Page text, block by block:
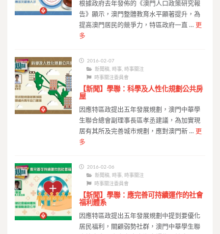
根據政府去年發佈的《澳門人口政策研究報
告》顯示，澳門整體教育水平顯著提升，為
提高澳門居民的競爭力，特區政府一直 … 更
多
2016-02-07
新聞稿, 時事, 時事關注
時事關注委員會
【新聞】學聯：科學及人性化規劃公共房
屋
因應特區政提出五年發展規劃，澳門中華學
生聯合總會副理事長區孝丞建議，為加實現
居有其所及完善城市規劃，應對澳門新 … 更
多
2016-02-06
新聞稿, 時事, 時事關注
時事關注委員會
【新聞】學聯：應完善可持續運作的社會
福利體系
因應特區政提出五年發展規劃中提到要優化
居民福利，關顧弱勢社群，澳門中華學生聯